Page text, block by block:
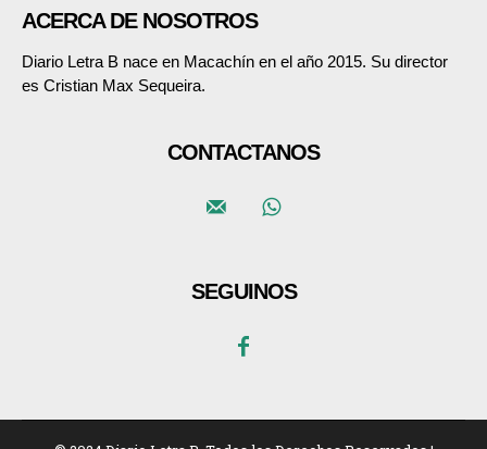
ACERCA DE NOSOTROS
Diario Letra B nace en Macachín en el año 2015. Su director
es Cristian Max Sequeira.
CONTACTANOS
SEGUINOS